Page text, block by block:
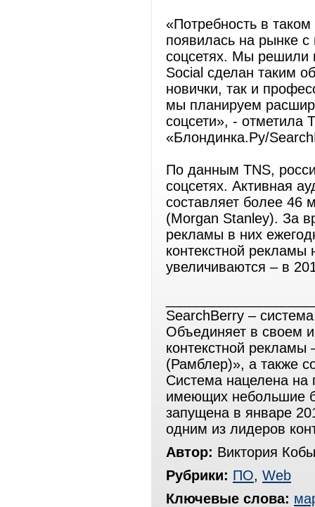
«Потребность в
появилась на рынке
соцсетях. Мы решили
Social сделан таким
новички, так и
мы планируем
соцсети», - отметила
«Блондинка.Ру/
По данным TNS,
соцсетях. Активная
составляет более 46
(Morgan Stanley). За
рекламы в них
контекстной
увеличиваются – в
SearchBerry –
Объединяет в своем
контекстной рекламы
(Рамблер)», а также
Система нацелена на
имеющих небольшие
запущена в январе
одним из лидеров
Автор: Виктория
Рубрики: ПО, Web
Ключевые слова: